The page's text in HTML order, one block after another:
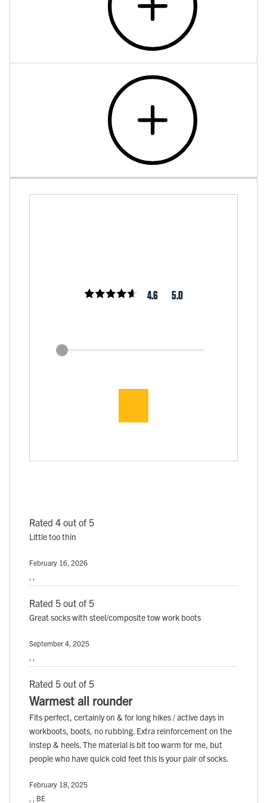
4.6 5.0
Rated 4 out of 5
Little too thin
February 16, 2026
Rated 5 out of 5
Great socks with steel/composite tow work boots
September 4, 2025
Rated 5 out of 5
Warmest all rounder
Fits perfect, certainly on & for long hikes / active days in
workboots, boots, no rubbing. Extra reinforcement on the
instep & heels. The material is bit too warm for me, but
people who have quick cold feet this is your pair of socks.
February 18, 2025
, , BE